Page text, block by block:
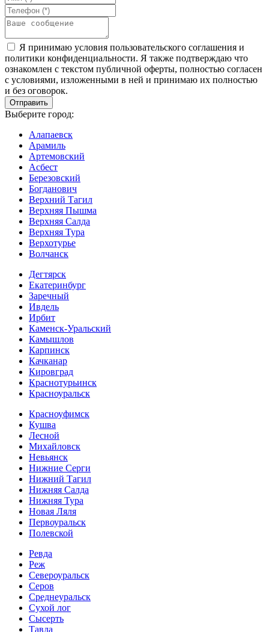
Я принимаю условия пользовательского соглашения и
политики конфиденциальности. Я также подтверждаю что
ознакомлен с текстом публичной оферты, полностью согласен
с условиями, изложенными в ней и принимаю их полностью
и без оговорок.
Выберите город:
Алапаевск
Арамиль
Артемовский
Асбест
Березовский
Богданович
Верхний Тагил
Верхняя Пышма
Верхняя Салда
Верхняя Тура
Верхотурье
Волчанск
Дегтярск
Екатеринбург
Заречный
Ивдель
Ирбит
Каменск-Уральский
Камышлов
Карпинск
Качканар
Кировград
Краснотурьинск
Красноуральск
Красноуфимск
Кушва
Лесной
Михайловск
Невьянск
Нижние Серги
Нижний Тагил
Нижняя Салда
Нижняя Тура
Новая Ляля
Первоуральск
Полевской
Ревда
Реж
Североуральск
Серов
Среднеуральск
Сухой лог
Сысерть
Тавда